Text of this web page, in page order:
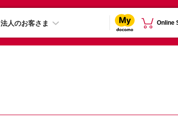
法人のお客さま Online